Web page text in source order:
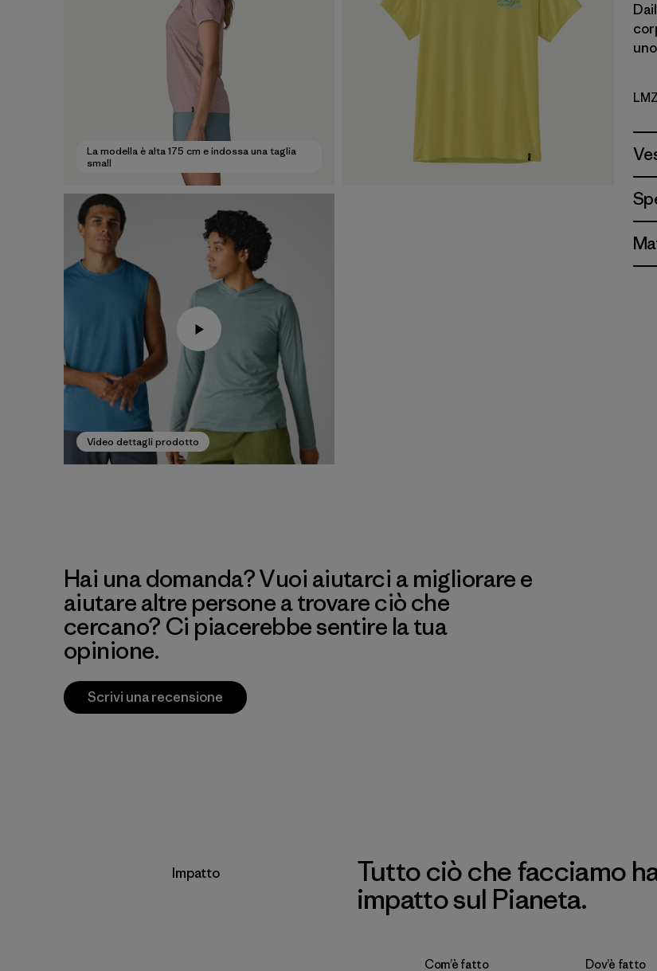
La modella è alta 175 cm e indossa una taglia
small
Video dettagli prodotto
LMZ
Hai una domanda? Vuoi aiutarci a migliorare e
aiutare altre persone a trovare ciò che
cercano? Ci piacerebbe sentire la tua
opinione.
Scrivi una recensione
Impatto
Tutto ciò che facciamo
impatto sul Pianeta.
Com’è fatto Dov’è fatto